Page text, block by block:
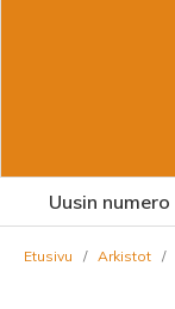
Uusin numero
Etusivu / Arkistot /